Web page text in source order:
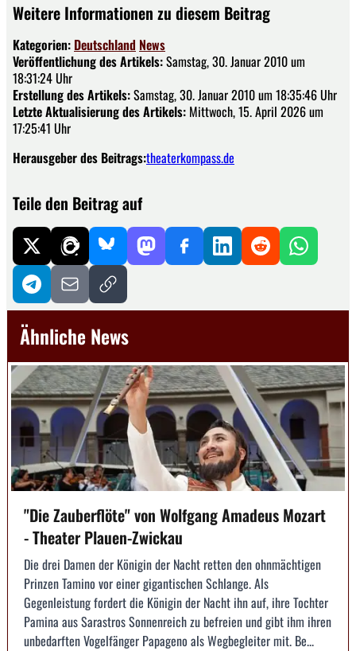
Weitere Informationen zu diesem Beitrag
Kategorien: Deutschland News
Veröffentlichung des Artikels:Samstag, 30. Januar 2010 um
18:31:24 Uhr
Erstellung des Artikels:Samstag, 30. Januar 2010 um 18:35:46 Uhr
Letzte Aktualisierung des Artikels: Mittwoch, 15. April 2026 um
17:25:41 Uhr
Herausgeber des Beitrags:theaterkompass.de
Teile den Beitrag auf
Ähnliche News
"Die Zauberflöte" von Wolfgang Amadeus Mozart
- Theater Plauen-Zwickau
Die drei Damen der Königin der Nacht retten den ohnmächtigen
Prinzen Tamino vor einer gigantischen Schlange. Als
Gegenleistung fordert die Königin der Nacht ihn auf, ihre Tochter
Pamina aus Sarastros Sonnenreich zu befreien und gibt ihm ihren
unbedarften Vogelfänger Papageno als Wegbegleiter mit. Be...